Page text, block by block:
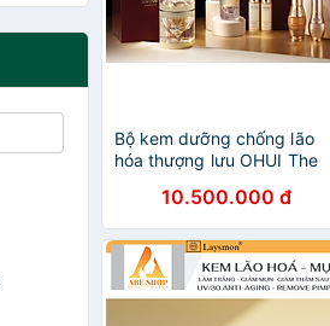
Bộ kem dưỡng chống lão
hóa thượng lưu OHUI The
10.500.000 đ